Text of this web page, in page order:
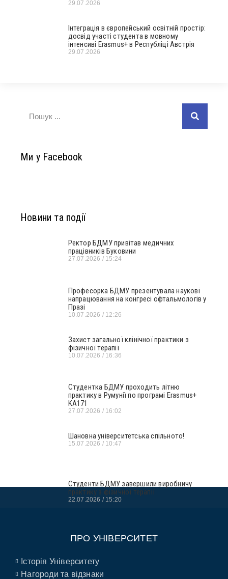
29.07.2026
Інтеграція в європейський освітній простір:
досвід участі студента в мовному
інтенсиві Erasmus+ в Республіці Австрія
29.07.2026
Ми у Facebook
Новини та події
Ректор БДМУ привітав медичних
працівників Буковини
27.07.2026 15:24
Професорка БДМУ презентувала наукові
напрацювання на конгресі офтальмологів у
Празі
10.07.2026 12:26
Захист загальної клінічної практики з
фізичної терапії
10.07.2026 16:36
Студентка БДМУ проходить літню
практику в Румунії по програмі Erasmus+
KA171
27.07.2026 16:02
Шановна університетська спільното!
15.07.2026 10:47
Студенти БДМУ завершили виробничу
практику з фізичної терапії
22.07.2026 15:20
ПРО УНІВЕРСИТЕТ
Історія Університету
Нагороди та відзнаки